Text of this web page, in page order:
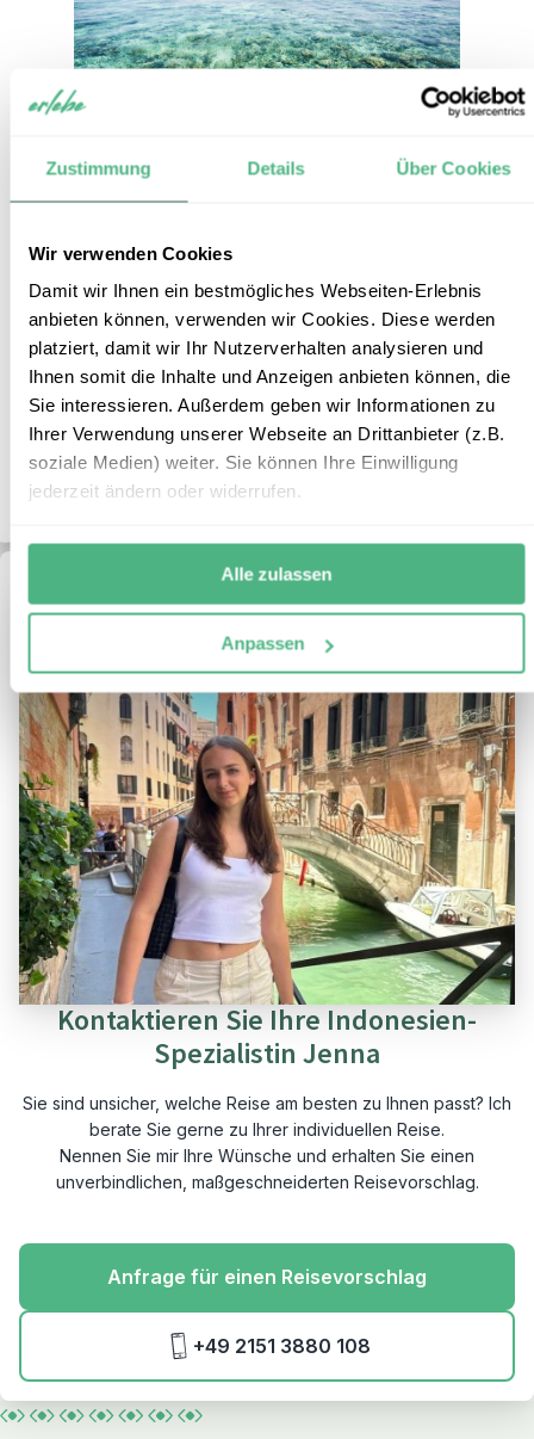
Zustimmung Details Über Cookies
Wir verwenden Cookies
Damit wir Ihnen ein bestmögliches Webseiten-Erlebnis
anbieten können, verwenden wir Cookies. Diese werden
platziert, damit wir Ihr Nutzerverhalten analysieren und
Ihnen somit die Inhalte und Anzeigen anbieten können, die
Sie interessieren. Außerdem geben wir Informationen zu
Ihrer Verwendung unserer Webseite an Drittanbieter (z.B.
soziale Medien) weiter. Sie können Ihre Einwilligung
jederzeit ändern oder widerrufen.
Alle zulassen
Anpassen
Reiseform:
Individualbaustein
Reisedauer:
4 Tage / 3 Nächte
Reiseroute:
Manado – Bunaken - Manado
Reisepreis:
ab € 515,- p.P. bei 2 Personen
Mehr Informationen
ZUM REISEBAUSTEIN
Kontaktieren Sie Ihre Indonesien-
Spezialistin Jenna
Sie sind unsicher, welche Reise am besten zu Ihnen passt? Ich
berate Sie gerne zu Ihrer individuellen Reise.
Nennen Sie mir Ihre Wünsche und erhalten Sie einen
unverbindlichen, maßgeschneiderten Reisevorschlag.
Anfrage für einen Reisevorschlag
+49 2151 3880 108